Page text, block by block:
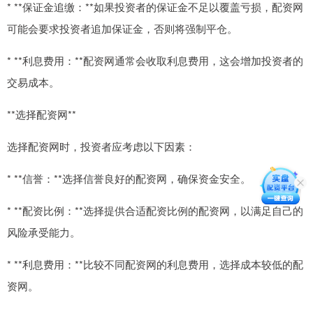
* **保证金追缴：**如果投资者的保证金不足以覆盖亏损，配资网
可能会要求投资者追加保证金，否则将强制平仓。
* **利息费用：**配资网通常会收取利息费用，这会增加投资者的
交易成本。
**选择配资网**
选择配资网时，投资者应考虑以下因素：
* **信誉：**选择信誉良好的配资网，确保资金安全。
* **配资比例：**选择提供合适配资比例的配资网，以满足自己的
风险承受能力。
* **利息费用：**比较不同配资网的利息费用，选择成本较低的配
资网。